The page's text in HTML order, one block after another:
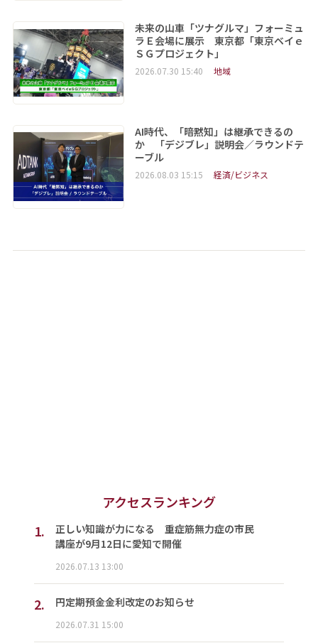
未来の山車「ツナグルマ」フォーミュ
ラＥ会場に展示 東京都「東京ベイｅ
ＳＧプロジェクト」
2026.07.30 15:40 地域
AI時代、「暗黙知」は継承できるの
か 「デジブレ」説明会／ラウンドテ
ーブル
2026.08.03 15:15 経済/ビジネス
アクセスランキング
1.
正しい知識が力になる 重症筋無力症の市民
講座が9月12日に愛知で開催
2026.07.13 13:00
2. 円定期預金金利改定のお知らせ
2026.07.31 15:00